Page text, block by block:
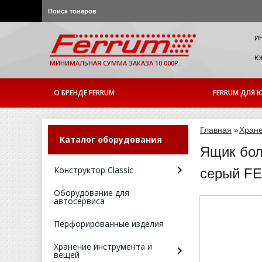
МИНИМАЛЬНАЯ СУММА ЗАКАЗА 10 000Р.
О БРЕНДЕ FERRUM FERRUM ДЛЯ
Каталог оборудования
Конструктор Classic
Оборудование для
автосервиса
Перфорированные изделия
Хранение инструмента и
вещей
Главная »
Ящик
серый